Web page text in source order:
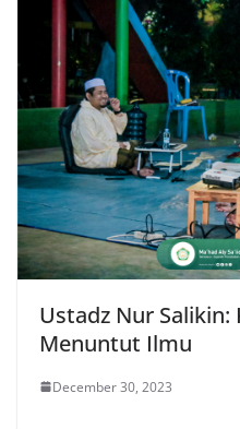
Ustadz Nur Salikin:
Menuntut Ilmu
December 30, 2023